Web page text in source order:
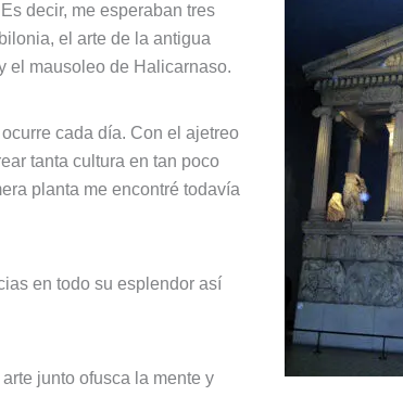
decir, me esperaban tres
el arte de la antigua
el mausoleo de Halicarnaso.
cada día. Con el ajetreo
tanta cultura en tan poco
planta me encontré todavía
en todo su esplendor así
arte junto ofusca la mente y